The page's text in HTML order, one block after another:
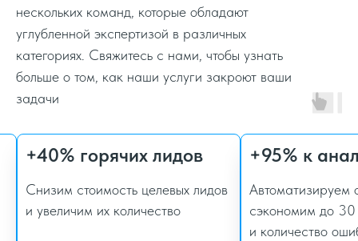
нескольких команд, которые обладают
углубленной экспертизой в различных
категориях. Свяжитесь с нами, чтобы узнать
больше о том, как наши услуги закроют ваши
задачи
+40% горячих лидов
Снизим стоимость целевых лидов
и увеличим их количество
+95% к
Автоматизируем
сэкономим до 30
и количество